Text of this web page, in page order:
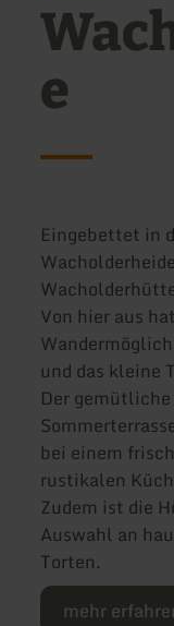
e
Eingebettet in
Von hier aus
und das kleine
Der
bei einem
rustikalen
Zudem ist die
Auswahl an
Torten.
mehr